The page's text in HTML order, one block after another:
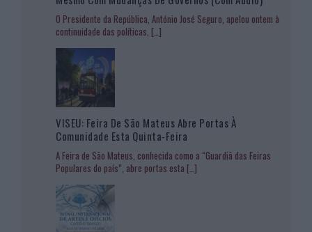
O Presidente da República, António José Seguro, apelou ontem à
continuidade das políticas, […]
VISEU: Feira De São Mateus Abre Portas À
Comunidade Esta Quinta-Feira
A Feira de São Mateus, conhecida como a “Guardiã das Feiras
Populares do país”, abre portas esta […]